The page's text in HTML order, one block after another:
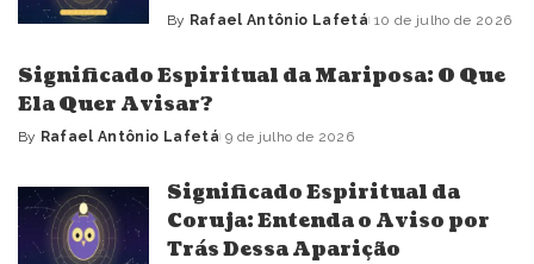
Posted
By Rafael Antônio Lafetá 10 de julho de 2026
Significado Espiritual da Mariposa: O Que
Ela Quer Avisar?
Posted
By Rafael Antônio Lafetá 9 de julho de 2026
Significado Espiritual da
Coruja: Entenda o Aviso por
Trás Dessa Aparição